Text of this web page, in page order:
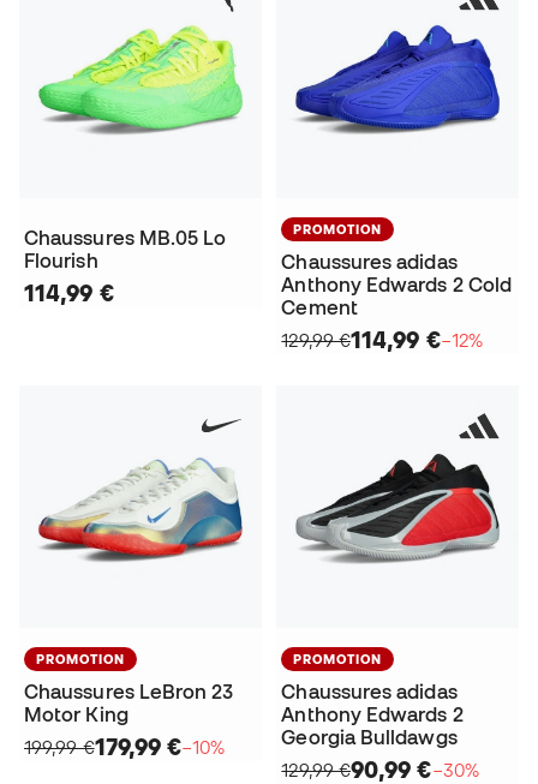
Chaussures MB.05 Lo
Flourish
114,99 €
PROMOTION
Chaussures adidas
Anthony Edwards 2 Cold
Cement
129,99 €114,99 €−12%
PROMOTION
Chaussures LeBron 23
Motor King
199,99 €179,99 €−10%
PROMOTION
Chaussures adidas
Anthony Edwards 2
Georgia Bulldawgs
129,99 €90,99 €−30%